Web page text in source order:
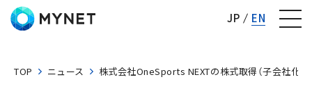
JP EN
TOP ニュース 株式会社OneSports NEXTの株式取得（子会社化）